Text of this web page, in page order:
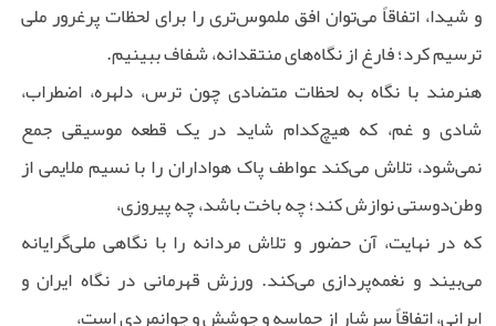
و شیدا، اتفاقاً می‌توان افق ملموس‌تری را برای لحظات پرغرور ملی
ترسیم کرد؛ فارغ از نگاه‌های منتقدانه، شفاف ببینیم.
هنرمند با نگاه به لحظات متضادی چون ترس، دلهره، اضطراب،
شادی و غم، که هیچ‌کدام شاید در یک قطعه موسیقی جمع
نمی‌شود، تلاش می‌کند عواطف پاک هواداران را با نسیم ملایمی از
وطن‌دوستی نوازش کند؛ چه باخت باشد، چه پیروزی،
که در نهایت، آن حضور و تلاش مردانه را با نگاهی ملی‌گرایانه
می‌بیند و نغمه‌پردازی می‌کند. ورزش قهرمانی در نگاه ایران و
ایرانی، اتفاقاً سرشار از حماسه و جوشش و جوانمردی است،